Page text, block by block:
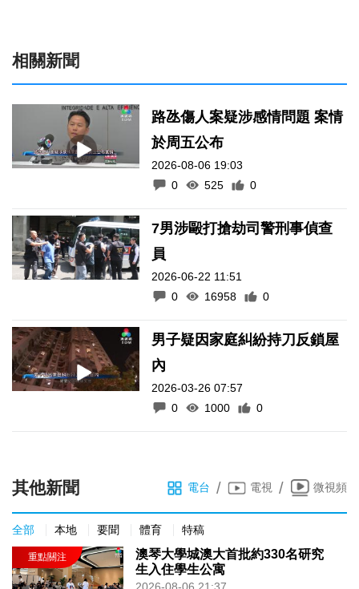
相關新聞
路氹傷人案疑涉感情問題 案情
於周五公布
2026-08-06 19:03
0
525 0
7男涉毆打搶劫司警刑事偵查
員
2026-06-22 11:51
0
16958 0
男子疑因家庭糾紛持刀反鎖屋
內
2026-03-26 07:57
0
1000 0
其他新聞 電台 / 電視 / 微視頻
全部 本地 要聞 體育 特稿
澳琴大學城澳大首批約330名研究
生入住學生公寓
2026-08-06 21:37